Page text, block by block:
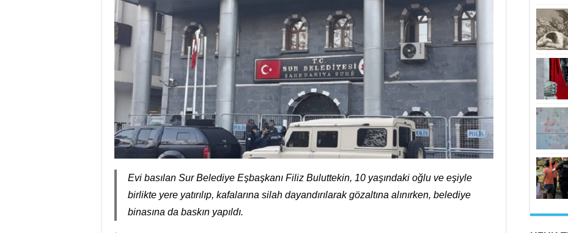
Evi basılan Sur Belediye Eşbaşkanı Filiz Buluttekin, 10 yaşındaki oğlu ve eşiyle
birlikte yere yatırılıp, kafalarına silah dayandırılarak gözaltına alınırken, belediye
binasına da baskın yapıldı.